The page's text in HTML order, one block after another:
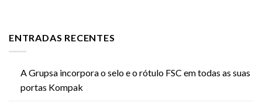
ENTRADAS RECENTES
A Grupsa incorpora o selo e o rótulo FSC em todas as suas
portas Kompak